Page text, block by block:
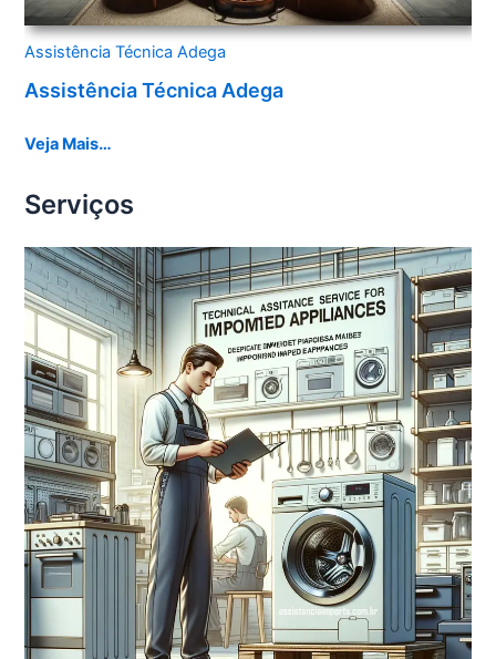
Assistência Técnica Adega
Assistência Técnica Adega
Veja Mais…
Serviços